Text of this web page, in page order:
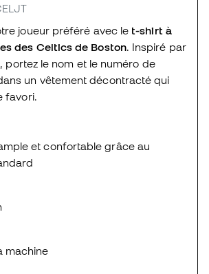
joueur préféré avec le t-shirt à
des Celtics de Boston. Inspiré par
portez le nom et le numéro de
un vêtement décontracté qui
favori.
et confortable grâce au
machine